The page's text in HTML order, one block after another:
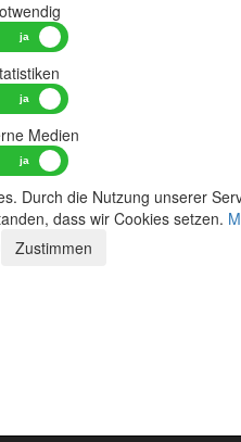
Medien
Durch die Nutzung unserer
dass wir Cookies setzen.
Zustimmen